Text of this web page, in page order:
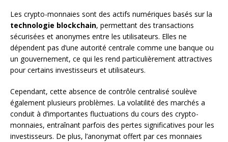
Les crypto-monnaies sont des actifs numériques basés sur la
technologie blockchain, permettant des transactions
sécurisées et anonymes entre les utilisateurs. Elles ne
dépendent pas d’une autorité centrale comme une banque ou
un gouvernement, ce qui les rend particulièrement attractives
pour certains investisseurs et utilisateurs.
Cependant, cette absence de contrôle centralisé soulève
également plusieurs problèmes. La volatilité des marchés a
conduit à d’importantes fluctuations du cours des crypto-
monnaies, entraînant parfois des pertes significatives pour les
investisseurs. De plus, l’anonymat offert par ces monnaies